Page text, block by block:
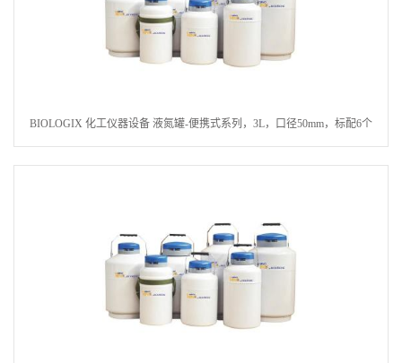
BIOLOGIX 化工仪器设备 液氮罐-便携式系列，3L，口径50mm，标配6个
120MM圆提筒CKS-P603Z050